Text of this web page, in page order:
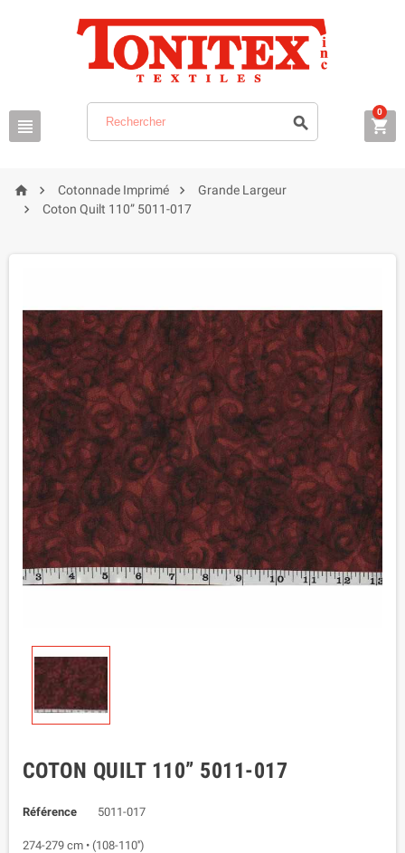
  
0
  Cotonnade Imprimé  Grande Largeur
 Coton Quilt 110” 5011-017
COTON QUILT 110” 5011-017
Référence 5011-017
274-279 cm • (108-110'')